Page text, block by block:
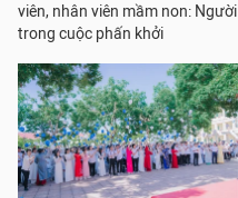
viên, nhân viên mầm non: Người
trong cuộc phấn khởi